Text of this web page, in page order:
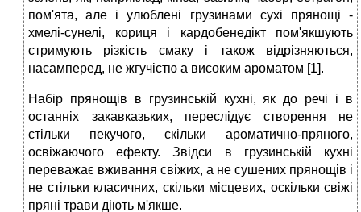
пом'ята, але і улюблені грузинами сухі прянощі -
хмелі-сунелі, кориця і кардобенедікт пом'якшують
стримують різкість смаку і також відрізняються,
насамперед, не жгучістю а високим ароматом [1].
Набір прянощів в грузинській кухні, як до речі і в
останніх закавказьких, переслідує створення не
стільки пекучого, скільки ароматично-пряного,
освіжаючого ефекту. Звідси в грузинській кухні
переважає вживання свіжих, а не сушених прянощів і
не стільки класичних, скільки місцевих, оскільки свіжі
пряні трави діють м'якше.